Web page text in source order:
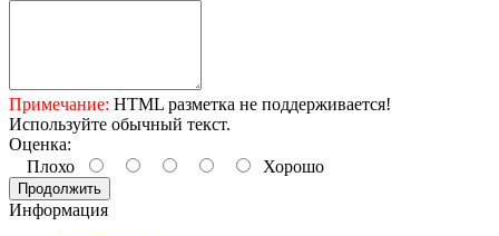
Примечание: HTML разметка не поддерживается!
Используйте обычный текст.
Оценка:
Плохо
Хорошо
Продолжить
Информация